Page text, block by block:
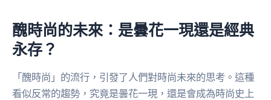
醜時尚的未來：是曇花一現還是經典
永存？
「醜時尚」的流行，引發了人們對時尚未來的思考。這種
看似反常的趨勢，究竟是曇花一現，還是會成為時尚史上